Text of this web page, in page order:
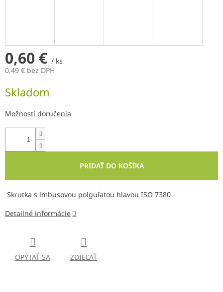
0,60 € / ks
0,49 € bez DPH
cena:
Skladom
Možnosti doručenia
PRIDAŤ DO KOŠÍKA
Skrutka s imbusovou polguľatou hlavou ISO 7380
Detailné informácie
OPÝTAŤ SA ZDIEĽAŤ